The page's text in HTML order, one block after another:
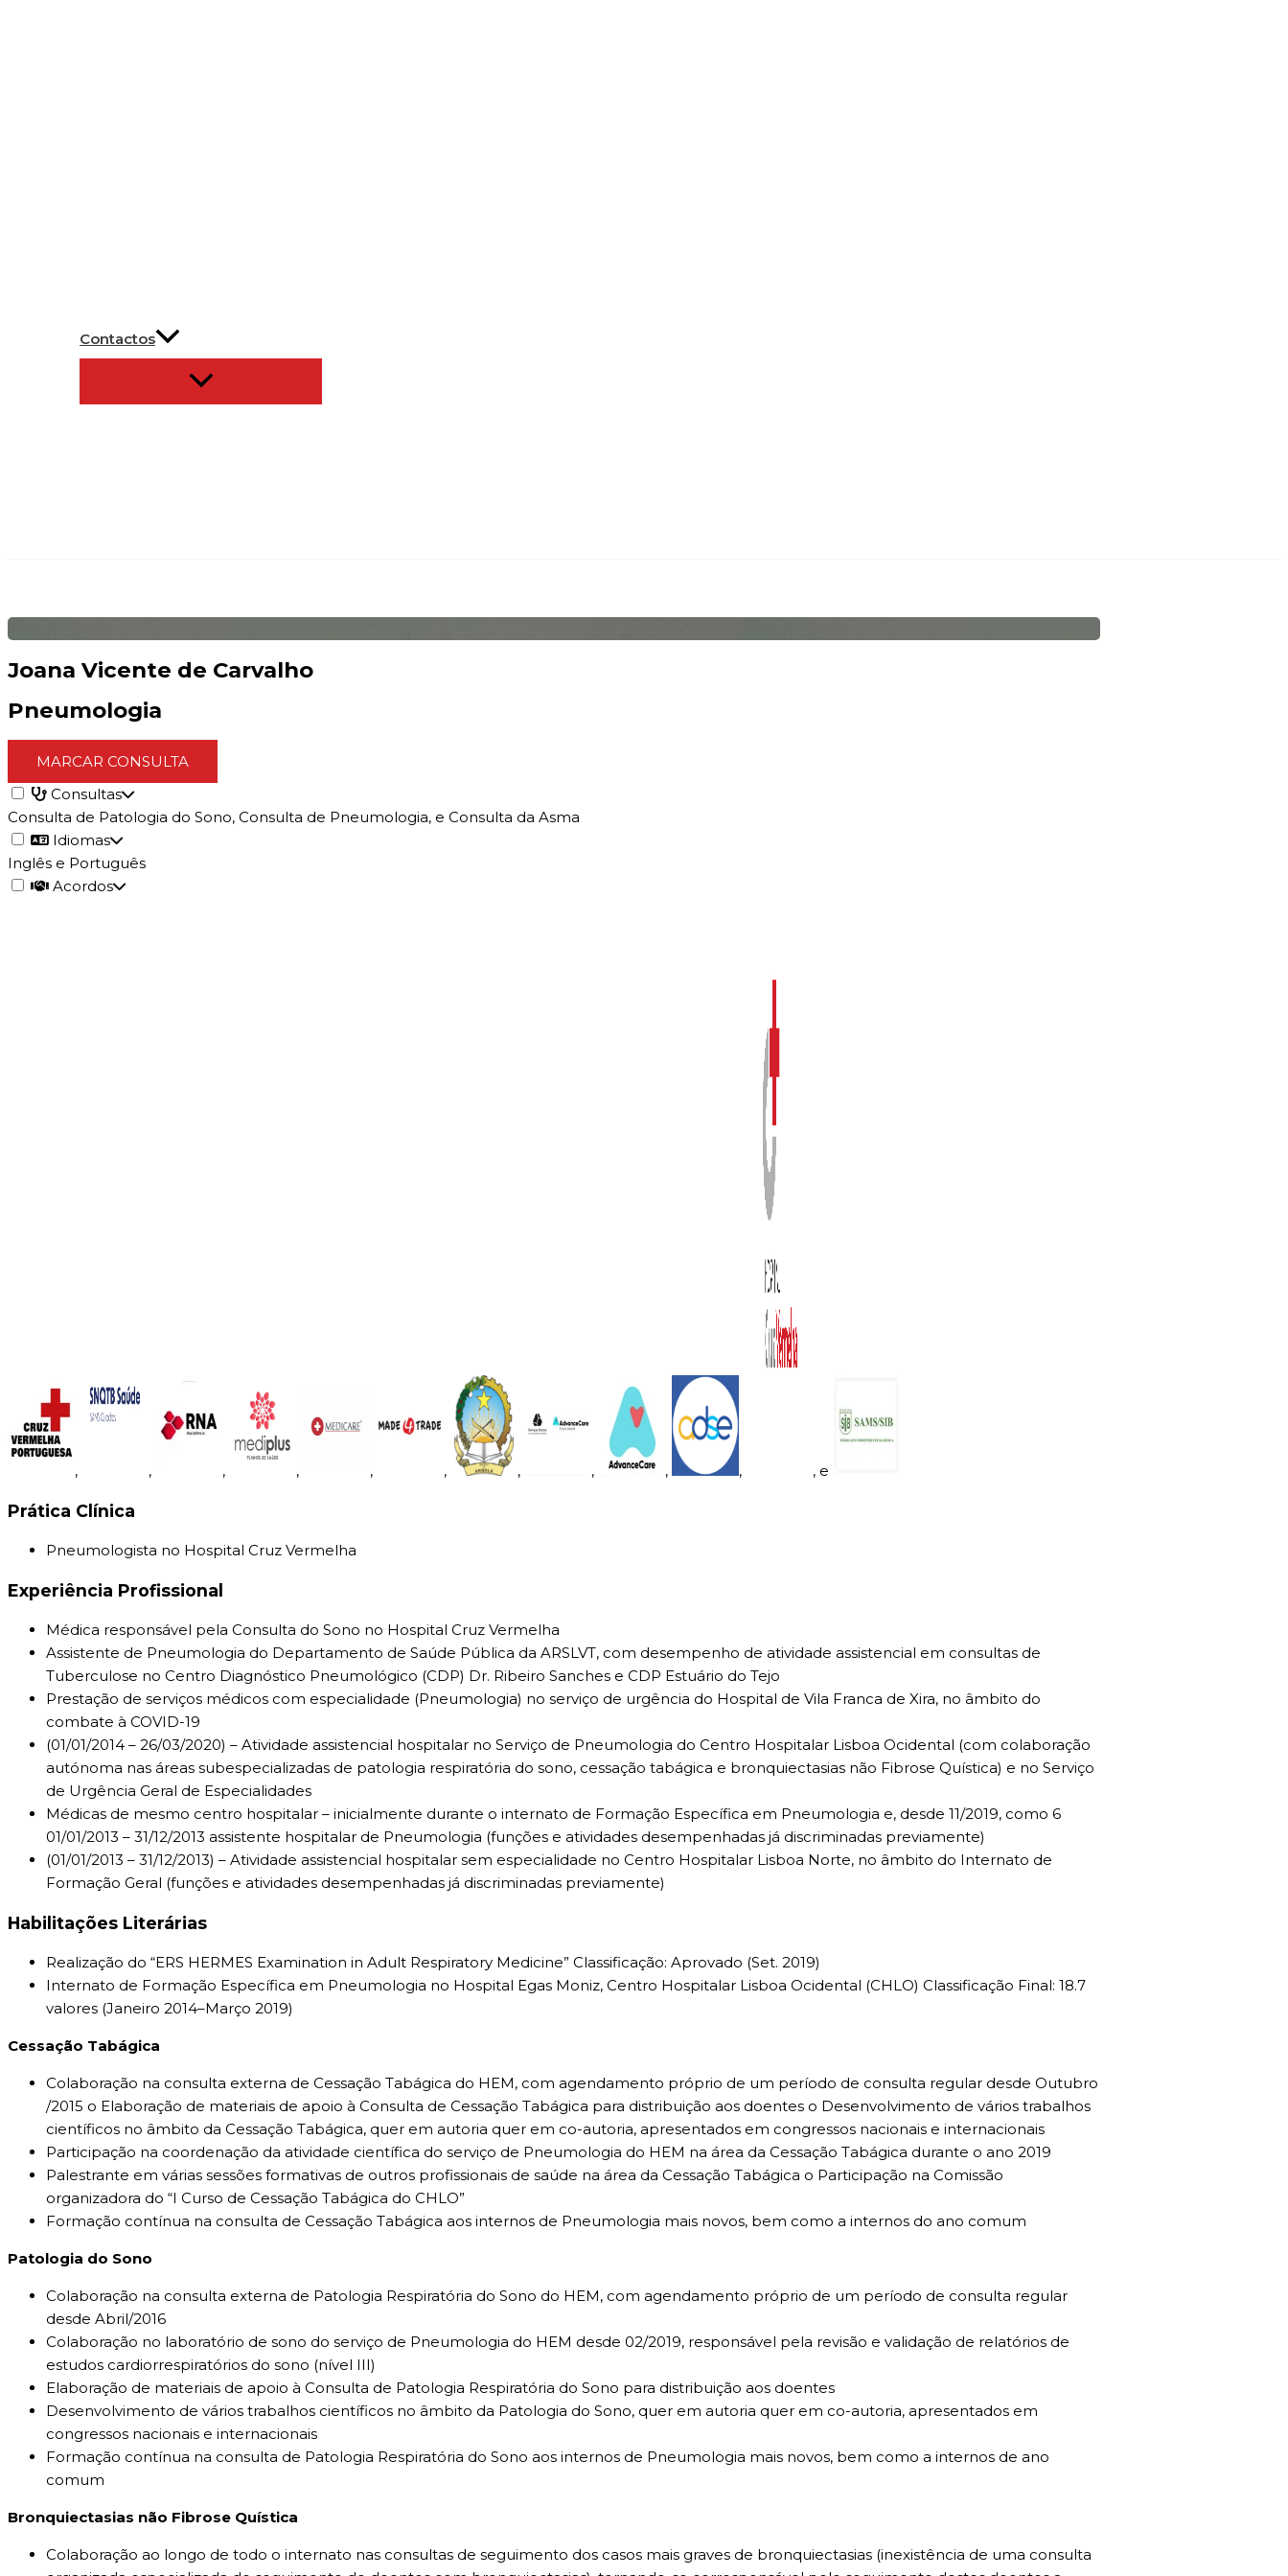
Contactos
Joana Vicente de Carvalho
Pneumologia
MARCAR CONSULTA
Consultas
Consulta de Patologia do Sono, Consulta de Pneumologia, e Consulta da Asma
Idiomas
Inglês e Português
Acordos
, , , , , , , , , , , e
Prática Clínica
Pneumologista no Hospital Cruz Vermelha
Experiência Profissional
Médica responsável pela Consulta do Sono no Hospital Cruz Vermelha
Assistente de Pneumologia do Departamento de Saúde Pública da ARSLVT, com desempenho de atividade assistencial em consultas de
Tuberculose no Centro Diagnóstico Pneumológico (CDP) Dr. Ribeiro Sanches e CDP Estuário do Tejo
Prestação de serviços médicos com especialidade (Pneumologia) no serviço de urgência do Hospital de Vila Franca de Xira, no âmbito do
combate à COVID-19
(01/01/2014 – 26/03/2020) – Atividade assistencial hospitalar no Serviço de Pneumologia do Centro Hospitalar Lisboa Ocidental (com colaboração
autónoma nas áreas subespecializadas de patologia respiratória do sono, cessação tabágica e bronquiectasias não Fibrose Quística) e no Serviço
de Urgência Geral de Especialidades
Médicas de mesmo centro hospitalar – inicialmente durante o internato de Formação Específica em Pneumologia e, desde 11/2019, como 6
01/01/2013 – 31/12/2013 assistente hospitalar de Pneumologia (funções e atividades desempenhadas já discriminadas previamente)
(01/01/2013 – 31/12/2013) – Atividade assistencial hospitalar sem especialidade no Centro Hospitalar Lisboa Norte, no âmbito do Internato de
Formação Geral (funções e atividades desempenhadas já discriminadas previamente)
Habilitações Literárias
Realização do “ERS HERMES Examination in Adult Respiratory Medicine” Classificação: Aprovado (Set. 2019)
Internato de Formação Específica em Pneumologia no Hospital Egas Moniz, Centro Hospitalar Lisboa Ocidental (CHLO) Classificação Final: 18.7
valores (Janeiro 2014–Março 2019)
Cessação Tabágica
Colaboração na consulta externa de Cessação Tabágica do HEM, com agendamento próprio de um período de consulta regular desde Outubro
/2015 o Elaboração de materiais de apoio à Consulta de Cessação Tabágica para distribuição aos doentes o Desenvolvimento de vários trabalhos
científicos no âmbito da Cessação Tabágica, quer em autoria quer em co-autoria, apresentados em congressos nacionais e internacionais
Participação na coordenação da atividade científica do serviço de Pneumologia do HEM na área da Cessação Tabágica durante o ano 2019
Palestrante em várias sessões formativas de outros profissionais de saúde na área da Cessação Tabágica o Participação na Comissão
organizadora do “I Curso de Cessação Tabágica do CHLO”
Formação contínua na consulta de Cessação Tabágica aos internos de Pneumologia mais novos, bem como a internos do ano comum
Patologia do Sono
Colaboração na consulta externa de Patologia Respiratória do Sono do HEM, com agendamento próprio de um período de consulta regular
desde Abril/2016
Colaboração no laboratório de sono do serviço de Pneumologia do HEM desde 02/2019, responsável pela revisão e validação de relatórios de
estudos cardiorrespiratórios do sono (nível III)
Elaboração de materiais de apoio à Consulta de Patologia Respiratória do Sono para distribuição aos doentes
Desenvolvimento de vários trabalhos científicos no âmbito da Patologia do Sono, quer em autoria quer em co-autoria, apresentados em
congressos nacionais e internacionais
Formação contínua na consulta de Patologia Respiratória do Sono aos internos de Pneumologia mais novos, bem como a internos de ano
comum
Bronquiectasias não Fibrose Quística
Colaboração ao longo de todo o internato nas consultas de seguimento dos casos mais graves de bronquiectasias (inexistência de uma consulta